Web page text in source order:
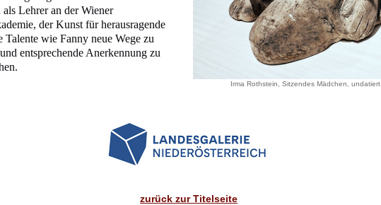
Lehrer an der Wiener
der Kunst für herausragende
Talente wie Fanny neue Wege zu
entsprechende Anerkennung zu
Irma Rothstein, Sitzendes Mädchen, undatiert
zurück zur Titelseite